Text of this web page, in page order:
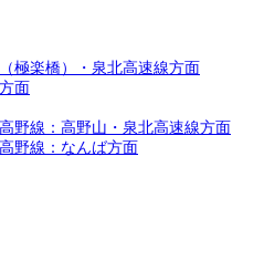
極楽橋）・泉北高速線方面
面
野線：高野山・泉北高速線方面
野線：なんば方面